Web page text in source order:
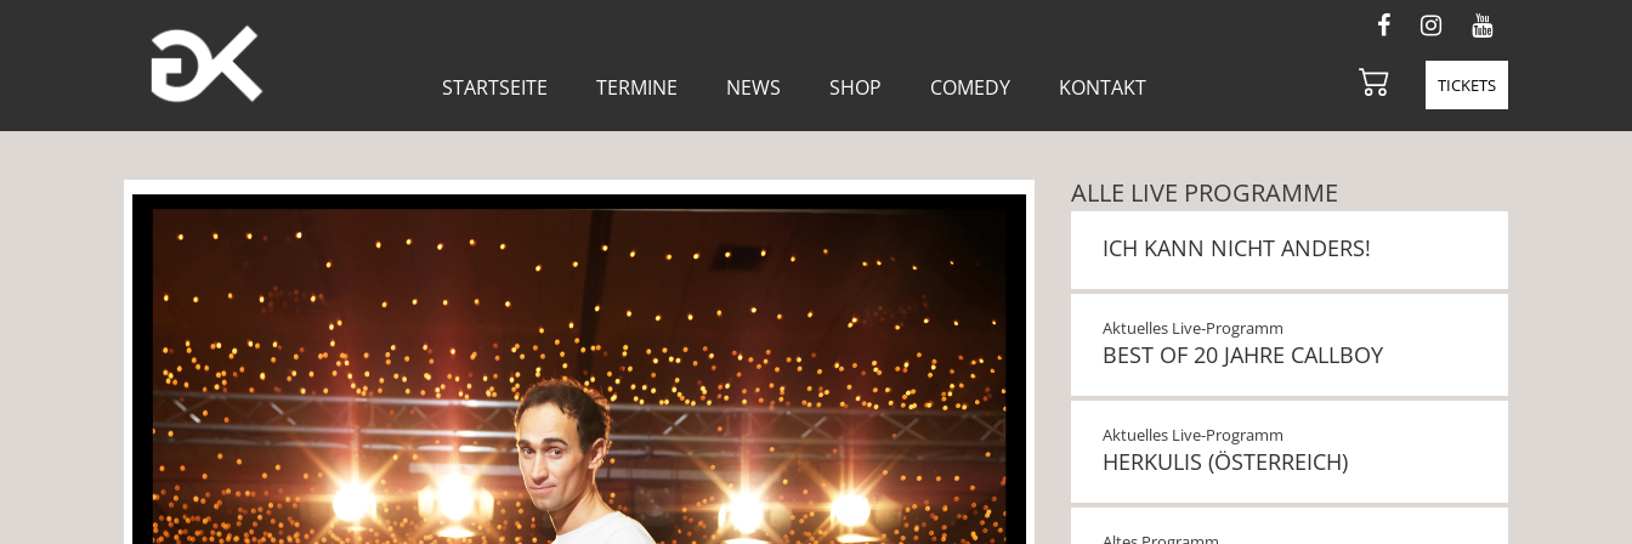
STARTSEITE TERMINE NEWS SHOP COMEDY KONTAKT TICKETS
ALLE LIVE PROGRAMME
ICH KANN NICHT ANDERS!
Aktuelles Live-Programm
BEST OF 20 JAHRE CALLBOY
Aktuelles Live-Programm
HERKULIS (ÖSTERREICH)